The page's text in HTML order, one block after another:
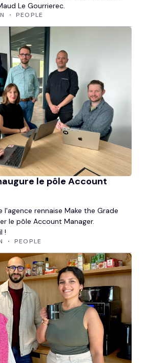
Le Gourrierec.
PEOPLE
le pôle Account
l'agence rennaise Make the Grade
le pôle Account Manager.
!
PEOPLE